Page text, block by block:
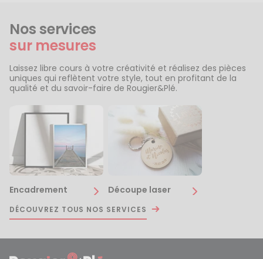
Nos services
sur mesures
Laissez libre cours à votre créativité et réalisez des pièces
uniques qui reflètent votre style, tout en profitant de la
qualité et du savoir-faire de Rougier&Plé.
Encadrement Découpe laser
DÉCOUVREZ TOUS NOS SERVICES